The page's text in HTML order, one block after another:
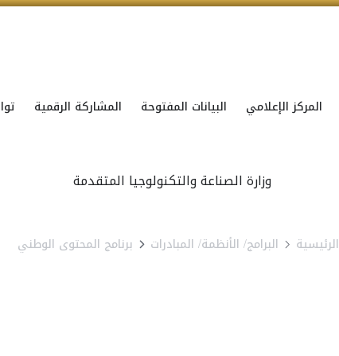
المركز الإعلامي البيانات المفتوحة المشاركة الرقمية
الرئيسية البرامج/ الأنظمة/ المبادرات برنامج المحتوى الوطني